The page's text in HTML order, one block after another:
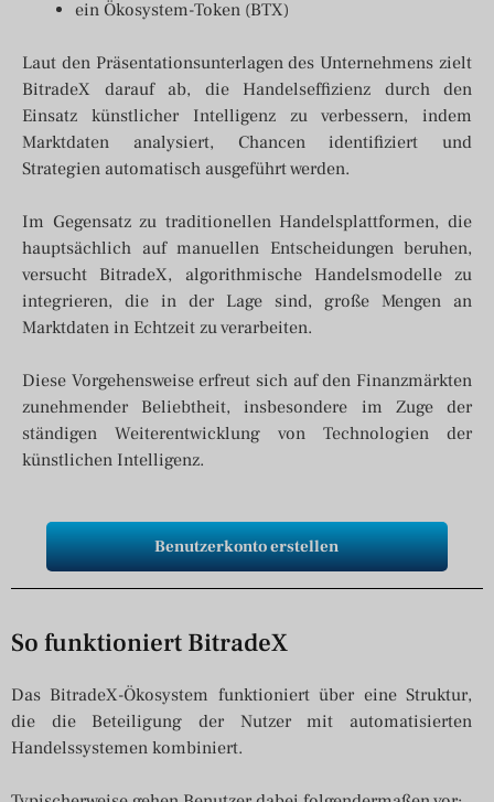
ein Ökosystem-Token (BTX)
Laut den Präsentationsunterlagen des Unternehmens zielt
BitradeX darauf ab, die Handelseffizienz durch den
Einsatz künstlicher Intelligenz zu verbessern, indem
Marktdaten analysiert, Chancen identifiziert und
Strategien automatisch ausgeführt werden.
Im Gegensatz zu traditionellen Handelsplattformen, die
hauptsächlich auf manuellen Entscheidungen beruhen,
versucht BitradeX, algorithmische Handelsmodelle zu
integrieren, die in der Lage sind, große Mengen an
Marktdaten in Echtzeit zu verarbeiten.
Diese Vorgehensweise erfreut sich auf den Finanzmärkten
zunehmender Beliebtheit, insbesondere im Zuge der
ständigen Weiterentwicklung von Technologien der
künstlichen Intelligenz.
Benutzerkonto erstellen
So funktioniert BitradeX
Das BitradeX-Ökosystem funktioniert über eine Struktur,
die die Beteiligung der Nutzer mit automatisierten
Handelssystemen kombiniert.